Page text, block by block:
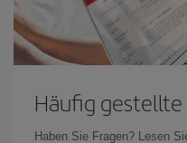
Häufig gestellte
Haben Sie Fragen? Lesen